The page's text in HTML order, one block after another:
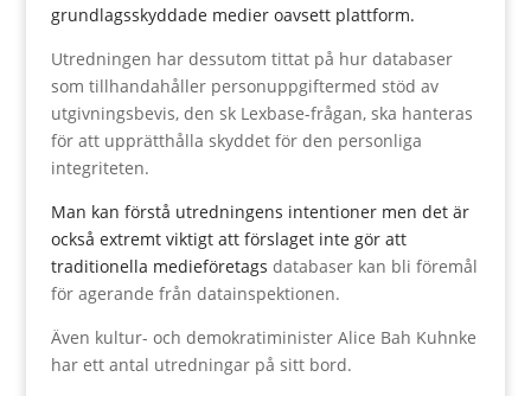
grundlagsskyddade medier oavsett plattform.
Utredningen har dessutom tittat på hur databaser
som tillhandahåller personuppgiftermed stöd av
utgivningsbevis, den sk Lexbase-frågan, ska hanteras
för att upprätthålla skyddet för den personliga
integriteten.
Man kan förstå utredningens intentioner men det är
också extremt viktigt att förslaget inte gör att
traditionella medieföretags databaser kan bli föremål
för agerande från datainspektionen.
Även kultur- och demokratiminister Alice Bah Kuhnke
har ett antal utredningar på sitt bord.